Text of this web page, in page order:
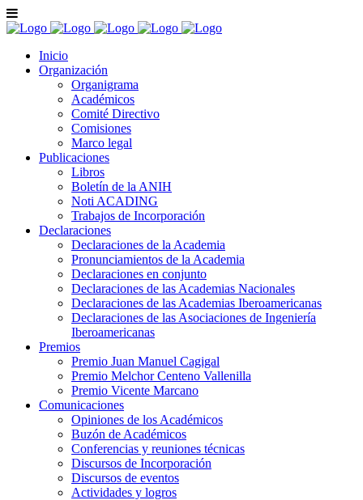
Inicio
Organización
Organigrama
Académicos
Comité Directivo
Comisiones
Marco legal
Publicaciones
Libros
Boletín de la ANIH
Noti ACADING
Trabajos de Incorporación
Declaraciones
Declaraciones de la Academia
Pronunciamientos de la Academia
Declaraciones en conjunto
Declaraciones de las Academias Nacionales
Declaraciones de las Academias Iberoamericanas
Declaraciones de las Asociaciones de Ingeniería
Iberoamericanas
Premios
Premio Juan Manuel Cagigal
Premio Melchor Centeno Vallenilla
Premio Vicente Marcano
Comunicaciones
Opiniones de los Académicos
Buzón de Académicos
Conferencias y reuniones técnicas
Discursos de Incorporación
Discursos de eventos
Actividades y logros